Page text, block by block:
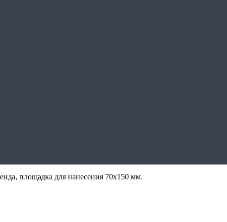
площадка для нанесения 70х150 мм.